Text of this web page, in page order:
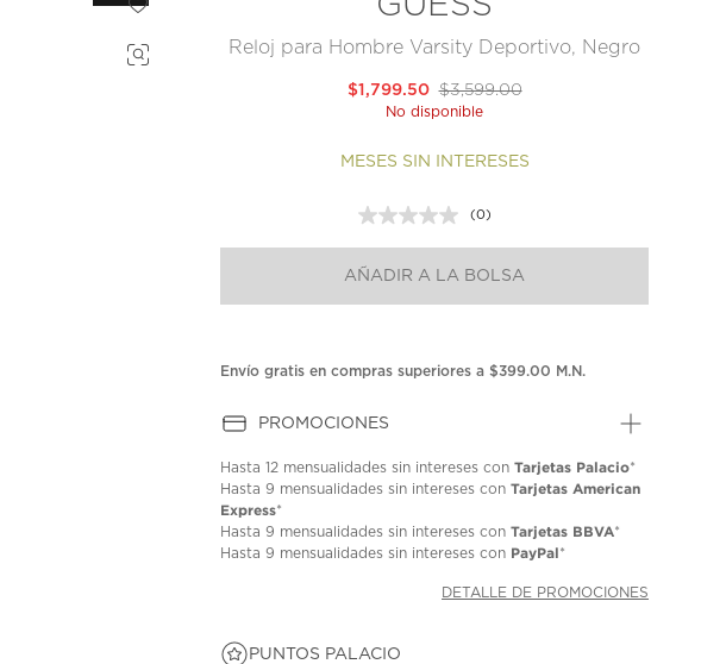
Reloj para Hombre Varsity Deportivo, Negro
$3,599.00
$1,799.50
No disponible
MESES SIN INTERESES
Sin
puntuación.
en
la
(0)
AÑADIR A LA BOLSA
Envío gratis en compras superiores a $399.00 M.N.
PROMOCIONES
Hasta12 mensualidades sin intereses conTarjetas Palacio*
Hasta9 mensualidades sin intereses conTarjetas American
Express*
Hasta9 mensualidades sin intereses conTarjetas BBVA*
Hasta9 mensualidades sin intereses con PayPal*
DETALLE DE PROMOCIONES
PUNTOS PALACIO